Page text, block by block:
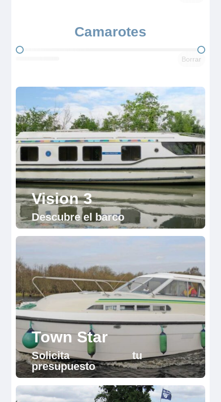
Camarotes
Camarotes
Borrar
Vision 3
Descubre el barco
Town Star
Solicita tu
presupuesto